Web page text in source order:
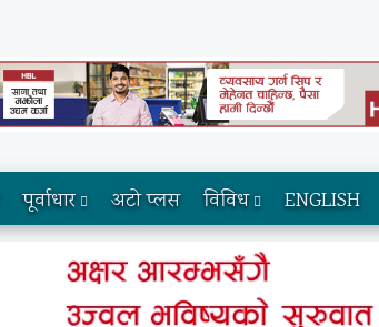
पूर्वाधार अटो प्लस विविध ENGLISH